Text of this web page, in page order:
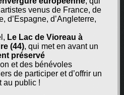
venus de France, de
d’Espagne, d’Angleterre,
Le Lac de Vioreau à
(44), qui met en avant un
préservé
et des bénévoles
de participer et d’offrir un
au public !